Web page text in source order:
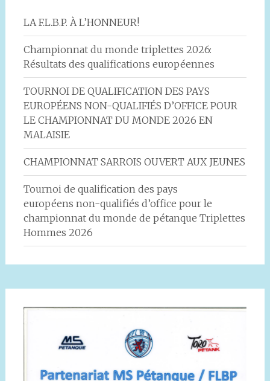
LA F.L.B.P. À L’HONNEUR!
Championnat du monde triplettes 2026:
Résultats des qualifications européennes
TOURNOI DE QUALIFICATION DES PAYS
EUROPÉENS NON-QUALIFIÉS D’OFFICE POUR
LE CHAMPIONNAT DU MONDE 2026 EN
MALAISIE
CHAMPIONNAT SARROIS OUVERT AUX JEUNES
Tournoi de qualification des pays
européens non-qualifiés d’office pour le
championnat du monde de pétanque Triplettes
Hommes 2026